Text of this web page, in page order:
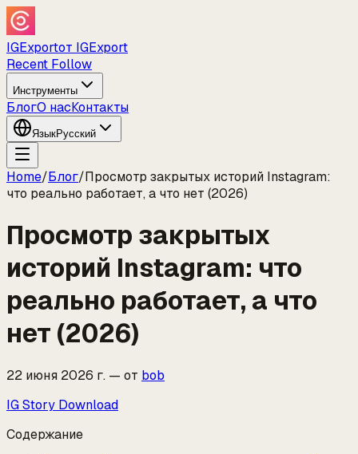
IGExportот IGExport
Recent Follow
Инструменты
БлогО насКонтакты
ЯзыкРусский
Home/Блог/Просмотр закрытых историй Instagram:
что реально работает, а что нет (2026)
Просмотр закрытых
историй Instagram: что
реально работает, а что
нет (2026)
22 июня 2026 г. — от bob
IG Story Download
Содержание